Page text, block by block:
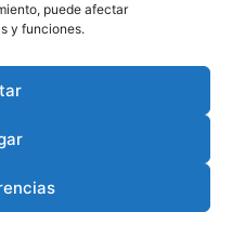
puede afectar
y funciones.